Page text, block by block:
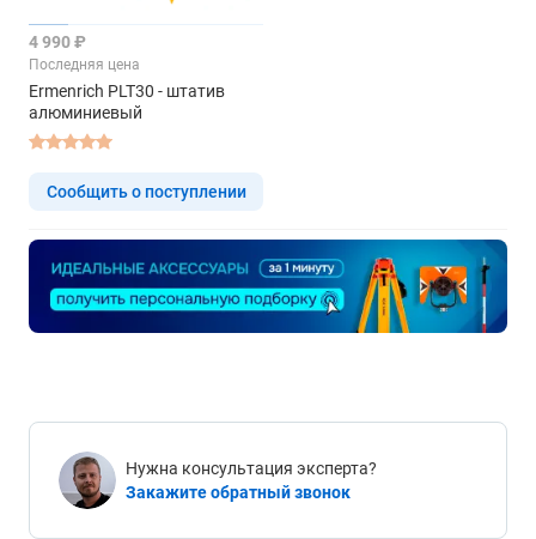
4 990 ₽
Последняя цена
Ermenrich PLT30 - штатив
алюминиевый
Сообщить о поступлении
Нужна консультация эксперта?
Закажите обратный звонок